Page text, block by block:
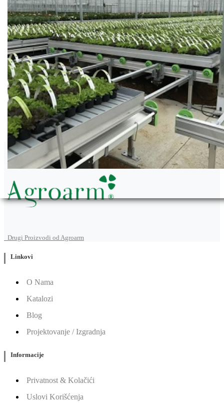
Agroarm
Drugi Proizvodi od Agroarm
Linkovi
O Nama
Katalozi
Blog
Projektovanje / Izgradnja
Informacije
Privatnost & Kolačići
Uslovi Korišćenja